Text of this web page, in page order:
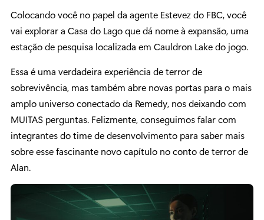
Colocando você no papel da agente Estevez do FBC, você
vai explorar a Casa do Lago que dá nome à expansão, uma
estação de pesquisa localizada em Cauldron Lake do jogo.
Essa é uma verdadeira experiência de terror de
sobrevivência, mas também abre novas portas para o mais
amplo universo conectado da Remedy, nos deixando com
MUITAS perguntas. Felizmente, conseguimos falar com
integrantes do time de desenvolvimento para saber mais
sobre esse fascinante novo capítulo no conto de terror de
Alan.